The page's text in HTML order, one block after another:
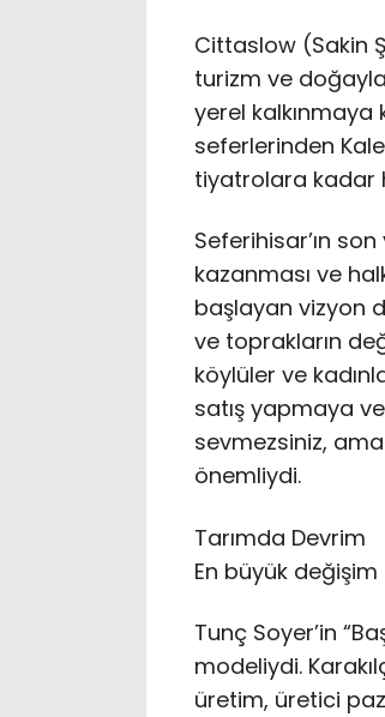
Cittaslow (Sakin
turizm ve
yerel
seferlerinden
tiyatrolara kadar
Seferihisar’ın
kazanması ve
başlayan vizyon
ve toprakların
köylüler ve
satış yapmaya
sevmezsiniz,
önemliydi.
Tarımda Devrim
En büyük değişim
Tunç Soyer’in
modeliydi.
üretim, üretici